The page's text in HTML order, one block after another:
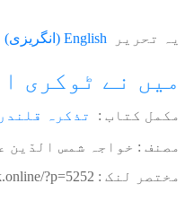
یہ تحریر English
( انگریزی)
میں نے ٹوکری
مکمل کتاب : تذکرہ
مصنف : خواجہ شمس الدّین
مختصر لنک : ?p=5252